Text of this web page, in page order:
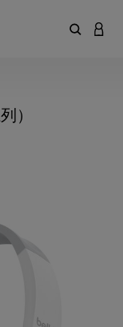
輸入關鍵
登入
）